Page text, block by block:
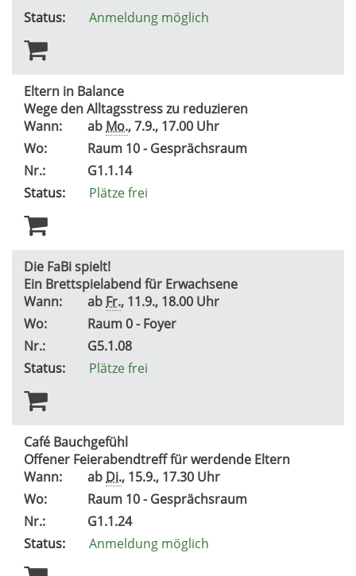
Status:
Anmeldung möglich
Eltern in Balance
Wege den Alltagsstress zu reduzieren
Wann:
ab Mo., 7.9., 17.00 Uhr
Wo:
Raum 10 - Gesprächsraum
Nr.:
G1.1.14
Status:
Plätze frei
Die FaBi spielt!
Ein Brettspielabend für Erwachsene
Wann:
ab Fr., 11.9., 18.00 Uhr
Wo:
Raum 0 - Foyer
Nr.:
G5.1.08
Status:
Plätze frei
Café Bauchgefühl
Offener Feierabendtreff für werdende Eltern
Wann:
ab Di., 15.9., 17.30 Uhr
Wo:
Raum 10 - Gesprächsraum
Nr.:
G1.1.24
Status:
Anmeldung möglich